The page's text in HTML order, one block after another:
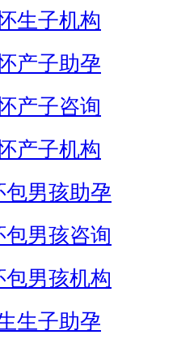
生子机构
产子助孕
产子咨询
产子机构
男孩助孕
男孩咨询
男孩机构
生子助孕